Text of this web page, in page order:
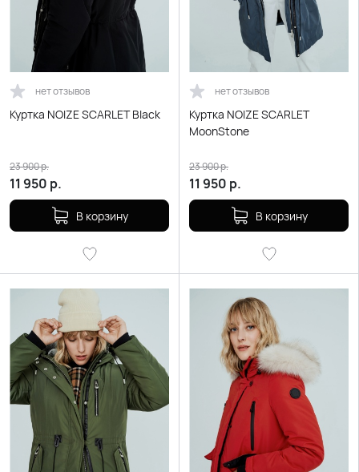
нет отзывов
Куртка NOIZE SCARLET Black
11 950 р.
23 900р.
В корзину
нет отзывов
Куртка NOIZE SCARLET
MoonStone
11 950 р.
23 900р.
В корзину